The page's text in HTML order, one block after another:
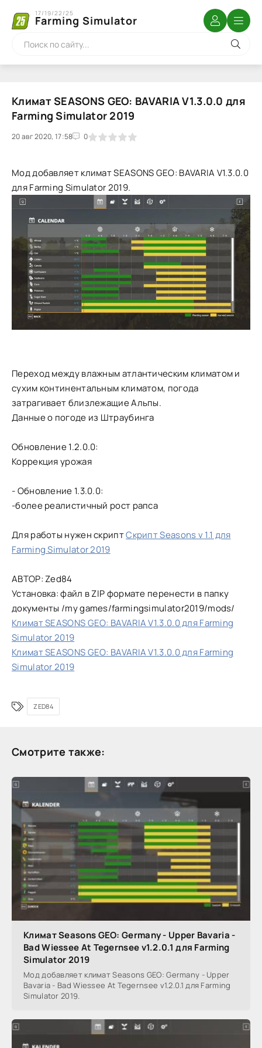
Farming Simulator
17/19/22/25
Климат SEASONS GEO: BAVARIA V1.3.0.0 для
Farming Simulator 2019
20 авг 2020, 17:58 0
1 2 3 4 5
Мод добавляет климат SEASONS GEO: BAVARIA V1.3.0.0
для Farming Simulator 2019.
Переход между влажным атлантическим климатом и
сухим континентальным климатом, погода
затрагивает близлежащие Альпы.
Данные о погоде из Штраубинга
Обновление 1.2.0.0:
Коррекция урожая
- Обновление 1.3.0.0:
-более реалистичный рост рапса
Для работы нужен скриптСкрипт Seasons v 1.1 для
Farming Simulator 2019
АВТОР: Zed84
Установка: файл в ZIP формате перенести в папку
документы /my games/farmingsimulator2019/mods/
Климат SEASONS GEO: BAVARIA V1.3.0.0 для Farming
Simulator 2019
Климат SEASONS GEO: BAVARIA V1.3.0.0 для Farming
Simulator 2019
ZED84
Смотрите также:
Климат Seasons GEO: Germany - Upper Bavaria -
Bad Wiessee At Tegernsee v1.2.0.1 для Farming
Simulator 2019
Мод добавляет климат Seasons GEO: Germany - Upper
Bavaria - Bad Wiessee At Tegernsee v1.2.0.1 для Farming
Simulator 2019.